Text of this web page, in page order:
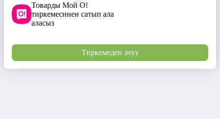
Товарды Мой О!
тиркемесинен сатып ала
аласыз
Тиркемеден ачуу